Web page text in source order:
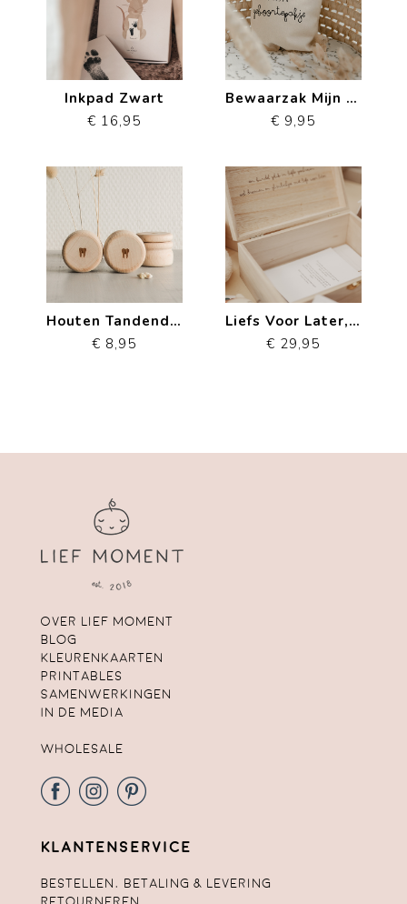
Inkpad Zwart
€ 16,95
Bewaarzak Mijn Geboortepakje
€ 9,95
Houten Tandendoosje
€ 8,95
Liefs Voor Later, brievenbox
€ 29,95
Over lief moment
Blog
Kleurenkaarten
Printables
Samenwerkingen
In de media
Wholesale
Klantenservice
Bestellen, betaling & levering